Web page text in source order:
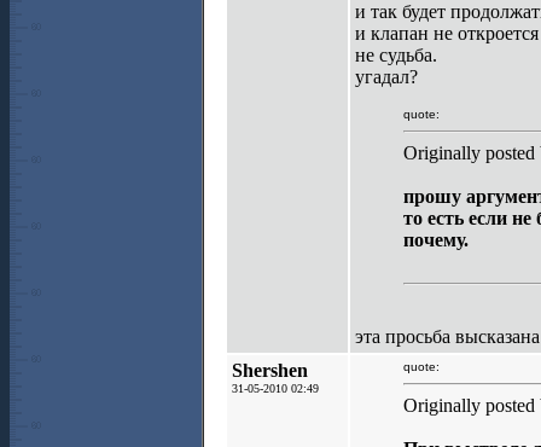
и так будет
и клапан не
не судьба.
угадал?
quote:
Originally posted
прошу
то есть если
почему.
эта просьба
Shershen
31-05-2010 02:49
quote:
Originally